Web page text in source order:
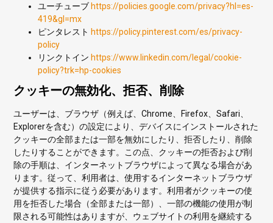
ユーチューブ https://policies.google.com/privacy?hl=es-
419&gl=mx
ピンタレスト https://policy.pinterest.com/es/privacy-
policy
リンクトイン https://www.linkedin.com/legal/cookie-
policy?trk=hp-cookies
クッキーの無効化、拒否、削除
ユーザーは、ブラウザ（例えば、Chrome、Firefox、Safari、
Explorerを含む）の設定により、デバイスにインストールされた
クッキーの全部または一部を無効にしたり、拒否したり、削除
したりすることができます。この点、クッキーの拒否および削
除の手順は、インターネットブラウザによって異なる場合があ
ります。従って、利用者は、使用するインターネットブラウザ
が提供する指示に従う必要があります。利用者がクッキーの使
用を拒否した場合（全部または一部）、一部の機能の使用が制
限される可能性はありますが、ウェブサイトの利用を継続する